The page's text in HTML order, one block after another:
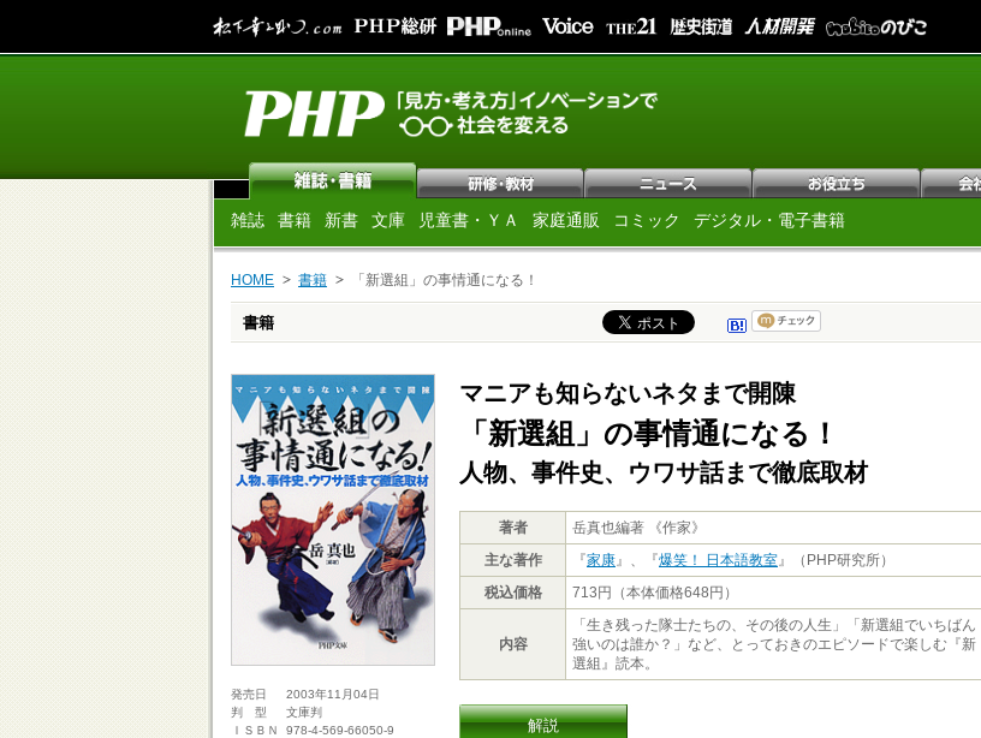
雑誌 書籍 新書 文庫 児童書・ＹＡ 家庭通販 コミック デジタル・電子書籍
HOME 書籍 「新選組」の事情通になる！
書籍
発売日
2003年11月04日
判 型
文庫判
ＩＳＢＮ
978-4-569-66050-9
マニアも知らないネタまで開陳
「新選組」の事情通になる！
人物、事件史、ウワサ話まで徹底取材
著者
岳真也編著 《作家》
主な著作
『家康』、『爆笑！ 日本語教室』（PHP研究所）
税込価格
713円（本体価格648円）
内容
「生き残った隊士たちの、その後の人生」「新選組でいちばん
強いのは誰か？」など、とっておきのエピソードで楽しむ『新
選組』読本。
解説